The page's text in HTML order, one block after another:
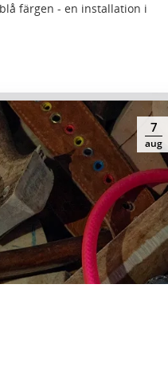
färgen - en installation i
7
aug